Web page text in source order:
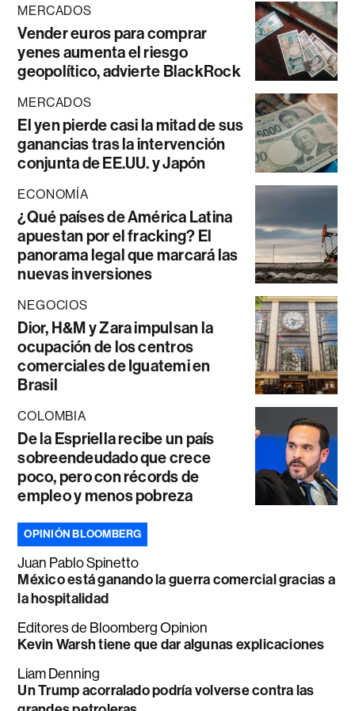
MERCADOS
Vender euros para comprar
yenes aumenta el riesgo
geopolítico, advierte BlackRock
MERCADOS
El yen pierde casi la mitad de sus
ganancias tras la intervención
conjunta de EE.UU. y Japón
ECONOMÍA
¿Qué países de América Latina
apuestan por el fracking? El
panorama legal que marcará las
nuevas inversiones
NEGOCIOS
Dior, H&M y Zara impulsan la
ocupación de los centros
comerciales de Iguatemi en
Brasil
COLOMBIA
De la Espriella recibe un país
sobreendeudado que crece
poco, pero con récords de
empleo y menos pobreza
OPINIÓN BLOOMBERG
Juan Pablo Spinetto
México está ganando la guerra comercial gracias a
la hospitalidad
Editores de Bloomberg Opinion
Kevin Warsh tiene que dar algunas explicaciones
Liam Denning
Un Trump acorralado podría volverse contra las